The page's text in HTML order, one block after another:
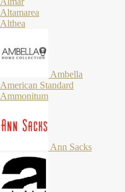
Altamarea
Althea
Ambella
American Standard
Ammonitum
Ann Sacks